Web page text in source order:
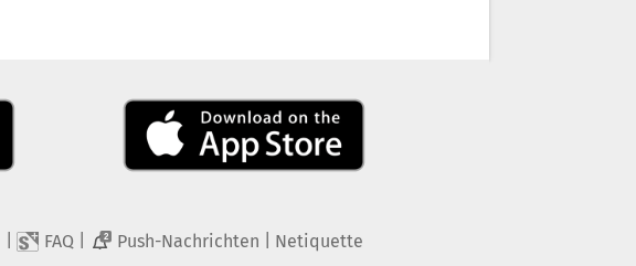
FAQ 2 Push-Nachrichten Netiquette